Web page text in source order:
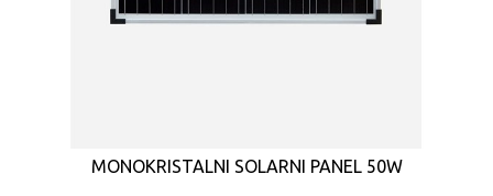
MONOKRISTALNI SOLARNI PANEL 50W